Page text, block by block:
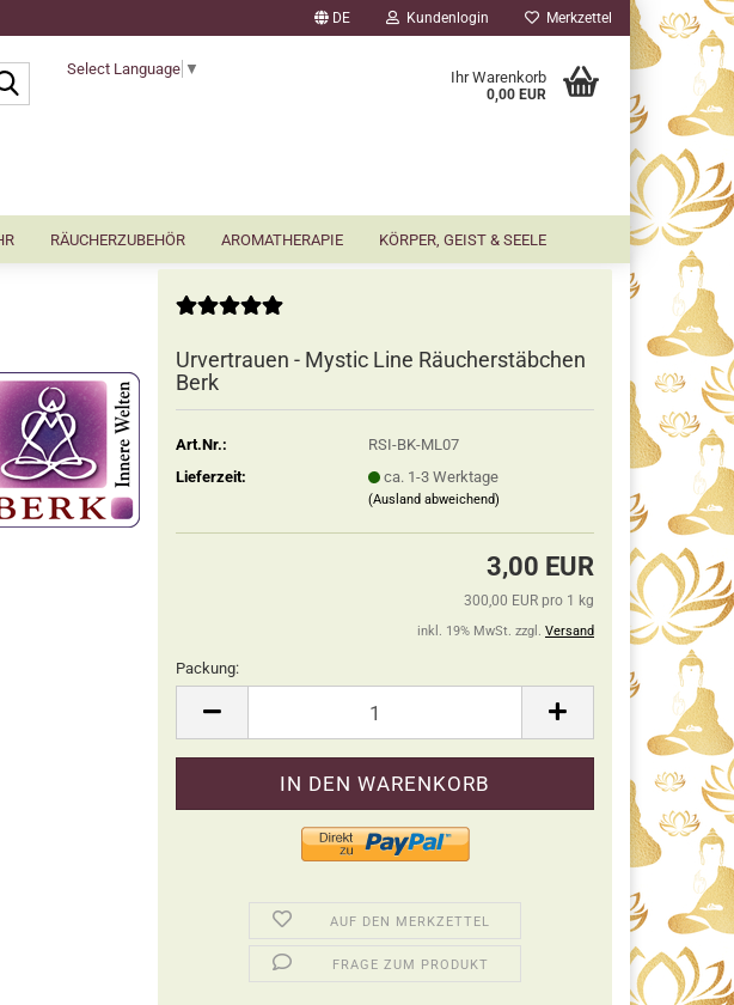
DE Kundenlogin Merkzettel
Suche...Select Language ▼ Ihr Warenkorb
0,00 EUR
RÄUCHERZUBEHÖR AROMATHERAPIE KÖRPER, GEIST & SEELE
Urvertrauen - Mystic Line Räucherstäbchen
Berk
Art.Nr.:
RSI-BK-ML07
Lieferzeit:
ca. 1-3 Werktage
(Ausland abweichend)
3,00 EUR
300,00 EUR pro 1 kg
inkl. 19% MwSt. zzgl. Versand
Packung:
Packung
AUF DEN MERKZETTEL
FRAGE ZUM PRODUKT